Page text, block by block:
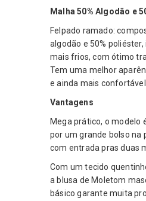
Malha 50% Algodão e
Felpado ramado:
algodão e 50%
mais frios, com ótimo
Tem uma melhor
e ainda mais
Vantagens
Mega prático, o modelo
por um grande bolso na
com entrada pras duas
Com um tecido
a blusa de Moletom
básico garante muita